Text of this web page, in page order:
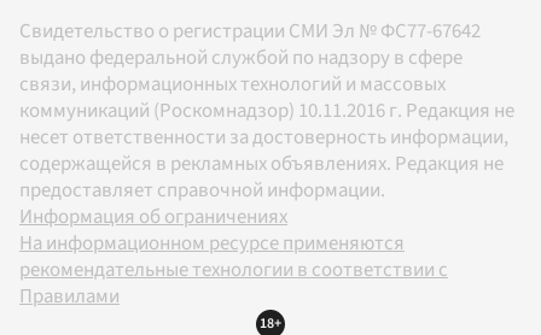
Свидетельство о регистрации СМИ Эл № ФС77-67642
выдано федеральной службой по надзору в сфере
связи, информационных технологий и массовых
коммуникаций (Роскомнадзор) 10.11.2016 г. Редакция не
несет ответственности за достоверность информации,
содержащейся в рекламных объявлениях. Редакция не
предоставляет справочной информации.
Информация об ограничениях
На информационном ресурсе применяются
рекомендательные технологии в соответствии с
Правилами
18+